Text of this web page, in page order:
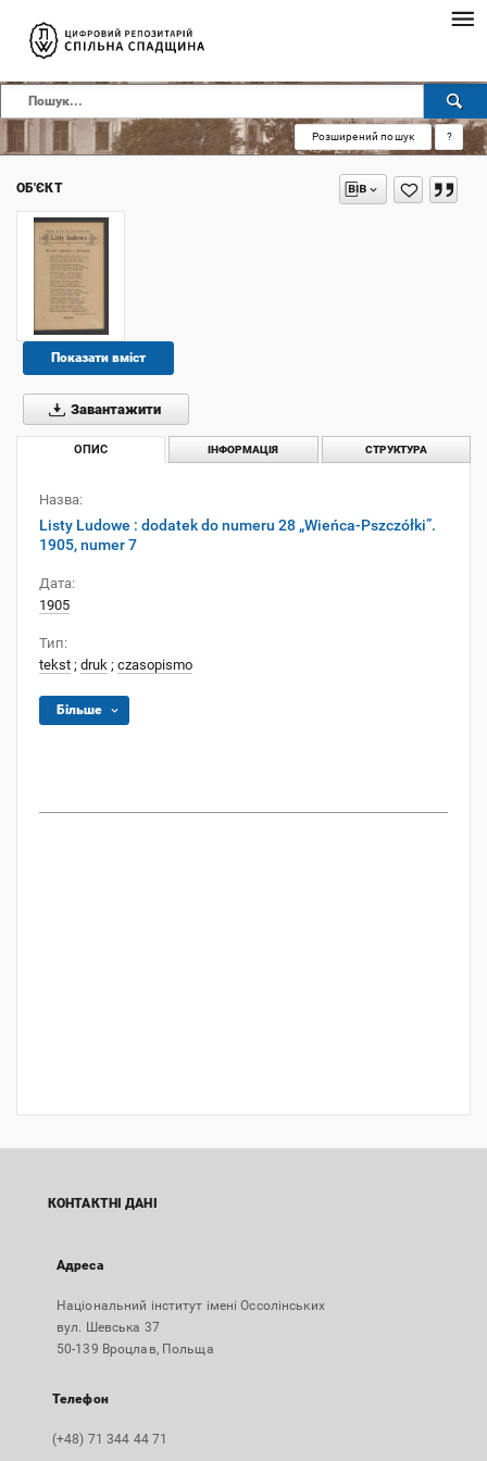
Розширений пошук ?
ОБ'ЄКТ
Показати вміст
Завантажити
ОПИС ІНФОРМАЦІЯ СТРУКТУРА
Назва:
Listy Ludowe : dodatek do numeru 28 „Wieńca-Pszczółki”.
1905, numer 7
Дата:
1905
Тип:
tekst ; druk ; czasopismo
Більше
КОНТАКТНІ ДАНІ
Адреса
Національний інститут імені Оссолінських
вул. Шевська 37
50-139 Вроцлав, Польща
Телефон
(+48) 71 344 44 71